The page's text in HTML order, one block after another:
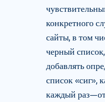
конкретного
сайты, в том
черный
добавлять
список «сиг»,
каждый